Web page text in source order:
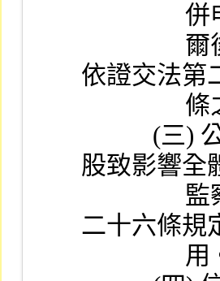
依證交法第
股致影響全
二十六條規